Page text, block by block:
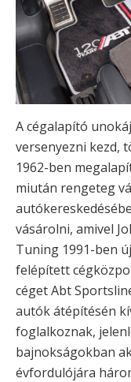
A cégalapító
versenyezni kezd,
1962-ben
miután rengeteg
vásárolni, amivel
Tuning 1991-ben
felépített
céget Abt
autók átépítésén
foglalkoznak,
bajnokságokban
évfordulójára